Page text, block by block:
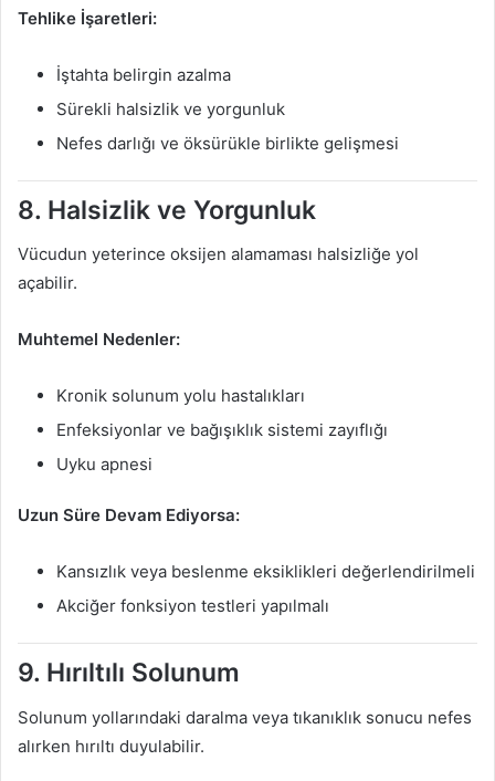
Tehlike İşaretleri:
İştahta belirgin azalma
Sürekli halsizlik ve yorgunluk
Nefes darlığı ve öksürükle birlikte gelişmesi
8. Halsizlik ve Yorgunluk
Vücudun yeterince oksijen alamaması halsizliğe yol
açabilir.
Muhtemel Nedenler:
Kronik solunum yolu hastalıkları
Enfeksiyonlar ve bağışıklık sistemi zayıflığı
Uyku apnesi
Uzun Süre Devam Ediyorsa:
Kansızlık veya beslenme eksiklikleri değerlendirilmeli
Akciğer fonksiyon testleri yapılmalı
9. Hırıltılı Solunum
Solunum yollarındaki daralma veya tıkanıklık sonucu nefes
alırken hırıltı duyulabilir.